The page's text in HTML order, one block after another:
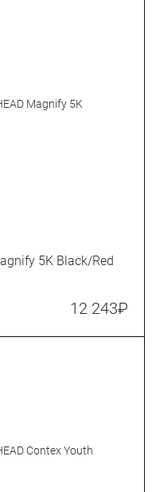
5K Black/Red
12 243₽